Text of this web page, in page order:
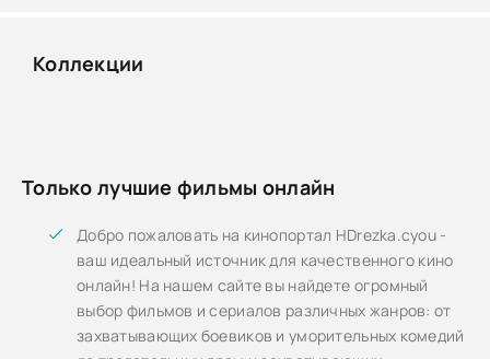
Коллекции
Только лучшие фильмы онлайн
Добро пожаловать на кинопортал HDrezka.cyou -
ваш идеальный источник для качественного кино
онлайн! На нашем сайте вы найдете огромный
выбор фильмов и сериалов различных жанров: от
захватывающих боевиков и уморительных комедий